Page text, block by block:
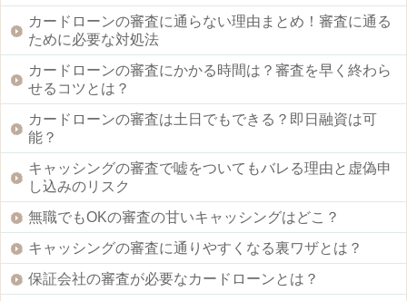
カードローンの審査に通らない理由まとめ！審査に通る
ために必要な対処法
カードローンの審査にかかる時間は？審査を早く終わら
せるコツとは？
カードローンの審査は土日でもできる？即日融資は可
能？
キャッシングの審査で嘘をついてもバレる理由と虚偽申
し込みのリスク
無職でもOKの審査の甘いキャッシングはどこ？
キャッシングの審査に通りやすくなる裏ワザとは？
保証会社の審査が必要なカードローンとは？